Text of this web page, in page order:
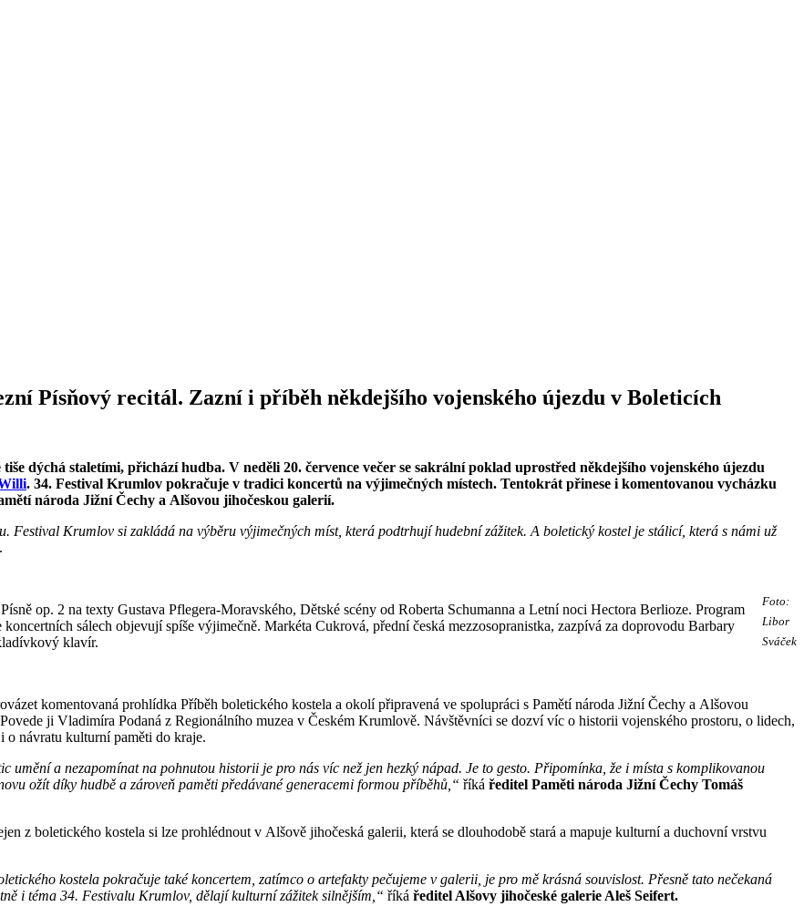
Písňový recitál. Zazní i příběh někdejšího vojenského újezdu v Boleticích
dýchá staletími, přichází hudba. V neděli 20. července večer se sakrální poklad uprostřed někdejšího vojenského újezdu
. 34. Festival Krumlov pokračuje v tradici koncertů na výjimečných místech. Tentokrát přinese i komentovanou vycházku
národa Jižní Čechy a Alšovou jihočeskou galerií.
Festival Krumlov si zakládá na výběru výjimečných míst, která podtrhují hudební zážitek. A boletický kostel je stálicí, která s námi už
.
Foto:
Libor
Sváček
op. 2 na texty Gustava Pflegera-Moravského, Dětské scény od Roberta Schumanna a Letní noci Hectora Berlioze. Program
sálech objevují spíše výjimečně. Markéta Cukrová, přední česká mezzosopranistka, zazpívá za doprovodu Barbary
klavír.
komentovaná prohlídka Příběh boletického kostela a okolí připravená ve spolupráci s Pamětí národa Jižní Čechy a Alšovou
ji Vladimíra Podaná z Regionálního muzea v Českém Krumlově. Návštěvníci se dozví víc o historii vojenského prostoru, o lidech,
o návratu kulturní paměti do kraje.
umění a nezapomínat na pohnutou historii je pro nás víc než jen hezký nápad. Je to gesto. Připomínka, že i místa s komplikovanou
ožít díky hudbě a zároveň paměti předávané generacemi formou příběhů,“ říká ředitel Paměti národa Jižní Čechy Tomáš
z boletického kostela si lze prohlédnout v Alšově jihočeská galerii, která se dlouhodobě stará a mapuje kulturní a duchovní vrstvu
kostela pokračuje také koncertem, zatímco o artefakty pečujeme v galerii, je pro mě krásná souvislost. Přesně tato nečekaná
i téma 34. Festivalu Krumlov, dělají kulturní zážitek silnějším,“ říká ředitel Alšovy jihočeské galerie Aleš Seifert.